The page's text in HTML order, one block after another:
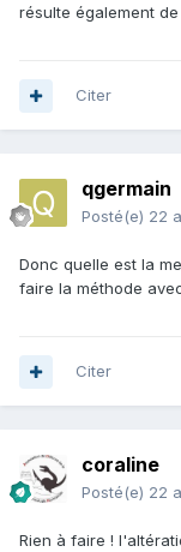
résulte également
Citer
qgermain
Posté(e) 22
Donc quelle est la
faire la méthode
Citer
coraline
Posté(e) 22
Rien à faire !